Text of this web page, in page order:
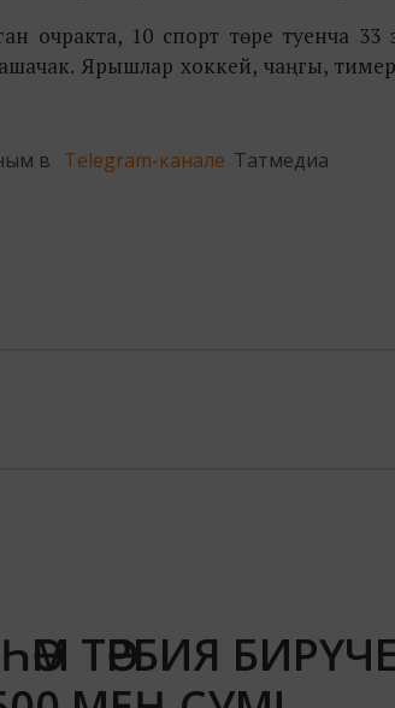
очракта, 10 спорт төре туенча
Ярышлар хоккей, чаңгы,
в Telegram-канале Татмедиа
ТӘРБИЯ